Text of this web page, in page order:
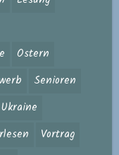
Ostern
Senioren
Ukraine
Vortrag